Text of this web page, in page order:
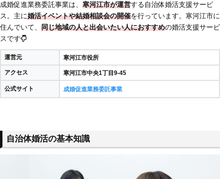
成婚促進業務委託事業は、 寒河江市が運営する自治体婚活支援サービ
ス。主に婚活イベントや結婚相談会の開催を行っています。寒河江市に
住んでいて、 同じ地域の人と出会いたい人におすすめの婚活支援サービ
スです
運営元 寒河江市役所
アクセス 寒河江市中央1丁目9-45
公式サイト 成婚促進業務委託事業
自治体婚活の基本知識